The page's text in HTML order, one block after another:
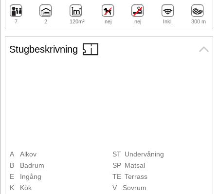
Stugbeskrivning
A
Alkov
B
Badrum
E
Ingång
K
Kök
ST Undervåning
SP Matsal
TE Terrass
V
Sovrum
7 2 120m² nej nej Inkl. 300 m